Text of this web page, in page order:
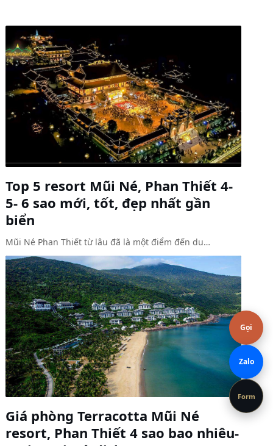
Top 5 resort Mũi Né, Phan Thiết 4-
5- 6 sao mới, tốt, đẹp nhất gần
biển
Mũi Né Phan Thiết từ lâu đã là một điểm đến du…
Giá phòng Terracotta Mũi Né
resort, Phan Thiết 4 sao bao nhiêu-
Gọi
Zalo
Form